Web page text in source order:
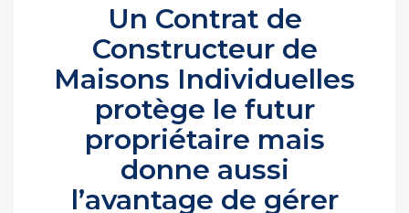
Un Contrat de
Constructeur de
Maisons Individuelles
protège le futur
propriétaire mais
donne aussi
l’avantage de gérer